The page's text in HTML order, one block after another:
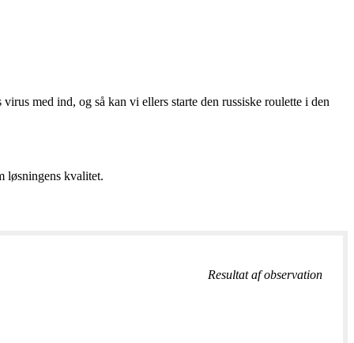
med ind, og så kan vi ellers starte den russiske roulette i den
løsningens kvalitet.
Resultat af observation